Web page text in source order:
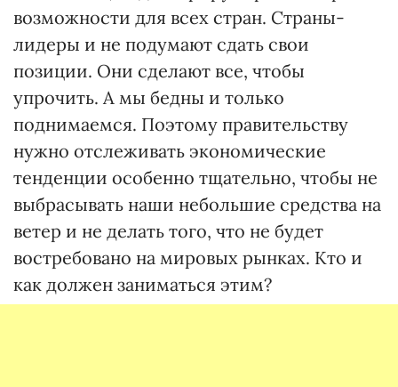
возможности для всех стран. Страны-
лидеры и не подумают сдать свои
позиции. Они сделают все, чтобы
упрочить. А мы бедны и только
поднимаемся. Поэтому правительству
нужно отслеживать экономические
тенденции особенно тщательно, чтобы не
выбрасывать наши небольшие средства на
ветер и не делать того, что не будет
востребовано на мировых рынках. Кто и
как должен заниматься этим?